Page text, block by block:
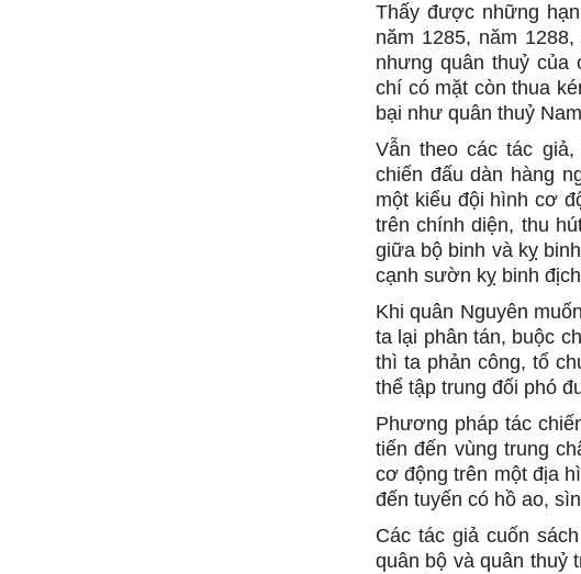
Thấy được những
năm 1285, năm
nhưng quân thuỷ của
chí có mặt còn thua
bại như quân thuỷ
Vẫn theo các tác
chiến đấu dàn hàng
một kiểu đội hình cơ
trên chính diện, thu
giữa bộ binh và kỵ
cạnh sườn kỵ binh
Khi quân Nguyên
ta lại phân tán, buộc
thì ta phản công, tổ
thể tập trung đối phó
Phương pháp tác
tiến đến vùng trung
cơ động trên một địa
đến tuyến có hồ ao,
Các tác giả cuốn
quân bộ và quân thuỷ